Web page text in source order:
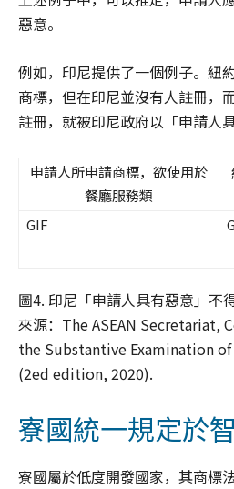
惡意。
例如，印尼提供了一個例子。紐
商標，但在印尼並沒有人註冊，
註冊，就被印尼政府以「申請人
申請人所申請商標，欲使用於
餐廳服務類
GIF
圖4. 印尼「申請人具有惡意」不
來源：The ASEAN Secretariat,
the Substantive Examination
(2ed edition, 2020).
寮國統一規定於
寮國屬於低度開發國家，其商標